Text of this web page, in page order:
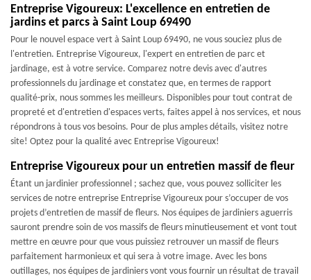
Entreprise Vigoureux: L'excellence en entretien de
jardins et parcs à Saint Loup 69490
Pour le nouvel espace vert à Saint Loup 69490, ne vous souciez plus de
l'entretien. Entreprise Vigoureux, l'expert en entretien de parc et
jardinage, est à votre service. Comparez notre devis avec d'autres
professionnels du jardinage et constatez que, en termes de rapport
qualité-prix, nous sommes les meilleurs. Disponibles pour tout contrat de
propreté et d'entretien d'espaces verts, faites appel à nos services, et nous
répondrons à tous vos besoins. Pour de plus amples détails, visitez notre
site! Optez pour la qualité avec Entreprise Vigoureux!
Entreprise Vigoureux pour un entretien massif de fleur
Étant un jardinier professionnel ; sachez que, vous pouvez solliciter les
services de notre entreprise Entreprise Vigoureux pour s’occuper de vos
projets d’entretien de massif de fleurs. Nos équipes de jardiniers aguerris
sauront prendre soin de vos massifs de fleurs minutieusement et vont tout
mettre en œuvre pour que vous puissiez retrouver un massif de fleurs
parfaitement harmonieux et qui sera à votre image. Avec les bons
outillages, nos équipes de jardiniers vont vous fournir un résultat de travail